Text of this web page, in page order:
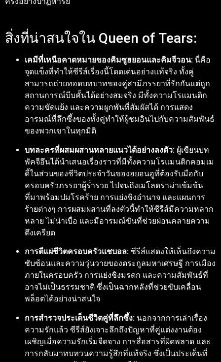
สิ่งที่น่าสนใจใน Queen of Tears:
เคมีที่เหนือคาดหมายของคิมซูฮยอนและคิมจีวอน: นี่คือ
จุดแข็งที่ทำให้ซีรีส์เรื่องนี้โดดเด่นอย่างแท้จริง ทั้งคู่
สามารถถ่ายทอดบทบาทของคู่สามีภรรยาที่รักกันแต่ถูก
สถานการณ์บีบคั้นได้อย่างสมจริง มีทั้งความโรแมนติก
ความขัดแย้ง และความผูกพันที่สัมผัสได้ การแสดง
อารมณ์ที่ลึกซึ้งของทั้งคู่ทำให้ผู้ชมอินไปกับความสัมพันธ์
ของพวกเขาในทุกมิติ
บทละครที่ผสมผสานหลายแนวได้อย่างลงตัว: ผู้เขียนบท
พัคจีอึนได้นำเสนอเรื่องราวที่มีทั้งความโรแมนติกคอมเม
ดี้ในส่วนของชีวิตประจำวันของฮยอนอูที่ต้องรับมือกับ
ครอบครัวภรรยาผู้ร่ำรวย ไปจนถึงเมโลดราม่าเข้มข้น
ที่มาพร้อมปมโรคร้าย การแย่งชิงอำนาจ และแผนการ
ร้ายต่างๆ การผสมผสานที่ลงตัวนี้ทำให้ซีรีส์มีความหลาก
หลาย ไม่น่าเบื่อ และมีอารมณ์ขันที่ช่วยผ่อนคลายความ
ตึงเครียด
การตีแผ่ชีวิตครอบครัวแชบอล: ซีรีส์แสดงให้เห็นถึงความ
ซับซ้อนและความวุ่นวายของตระกูลมหาเศรษฐี การเมือง
ภายในครอบครัว การแย่งชิงมรดก และความสัมพันธ์ที่
อาจไม่เป็นธรรมชาติ ซึ่งเป็นฉากหลังที่ช่วยขับเคลื่อน
พล็อตได้อย่างน่าสนใจ
การสำรวจประเด็นชีวิตคู่ที่ลึกซึ้ง: นอกจากการเล่าเรื่อง
ความรักแล้ว ซีรีส์ยังเจาะลึกถึงปัญหาที่คู่แต่งงานต้อง
เผชิญเมื่อความรักเริ่มจืดจาง การสื่อสารที่ผิดพลาด และ
การกลับมาทบทวนความรู้สึกที่แท้จริง ซึ่งเป็นประเด็นที่